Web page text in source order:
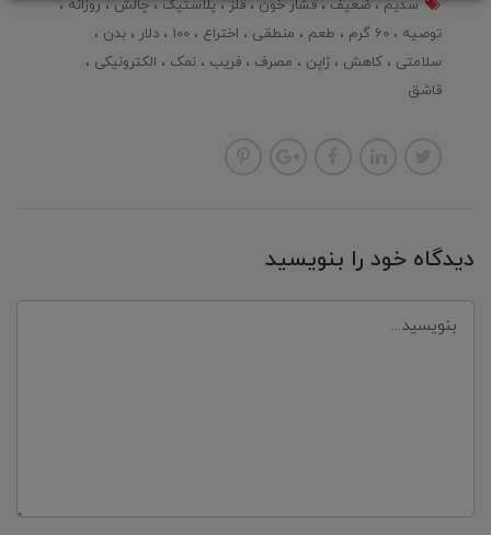
سدیم ضعیف فشار خون فلز پلاستیک چالش روزانه
توصیه
60 گرم طعم منطقی اختراع 100 دلار
بدن
سلامتی
کاهش ژاپن مصرف فریب نمک
الکترونیکی
قاشق
دیدگاه خود را بنویسید